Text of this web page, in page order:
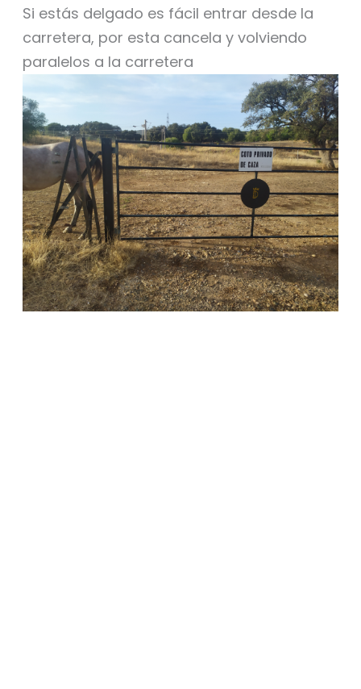
Si estás delgado es fácil entrar desde la
carretera, por esta cancela y volviendo
paralelos a la carretera